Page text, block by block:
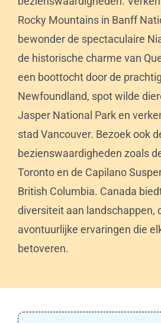
Rocky Mountains in Banff
bewonder de spectaculaire
de historische charme van
een boottocht door de
Newfoundland, spot wilde
Jasper National Park en
stad Vancouver. Bezoek ook
bezienswaardigheden zoals
Toronto en de Capilano
British Columbia. Canada
diversiteit aan landschappen,
avontuurlijke ervaringen die
betoveren.